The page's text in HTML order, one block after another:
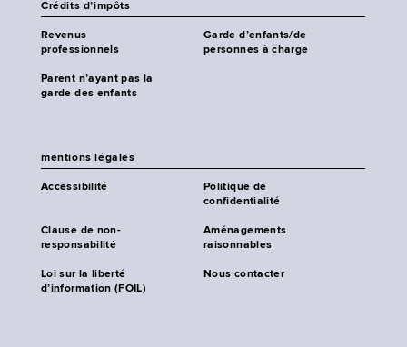
Crédits d’impôts
Revenus
professionnels
Garde d’enfants/de
personnes à charge
Parent n’ayant pas la
garde des enfants
mentions légales
Accessibilité
Politique de
confidentialité
Clause de non-
responsabilité
Aménagements
raisonnables
Loi sur la liberté
d’information (FOIL)
Nous contacter